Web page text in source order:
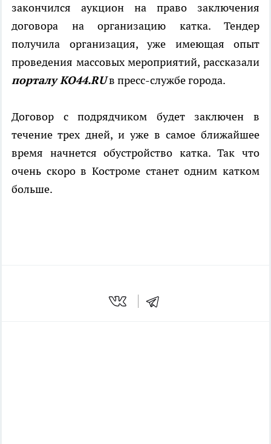
закончился аукцион на право заключения
договора на организацию катка. Тендер
получила организация, уже имеющая опыт
проведения массовых мероприятий, рассказали
порталу КО44.RUв пресс-службе города.
Договор с подрядчиком будет заключен в
течение трех дней, и уже в самое ближайшее
время начнется обустройство катка. Так что
очень скоро в Костроме станет одним катком
больше.